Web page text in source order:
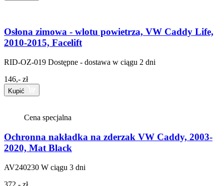
Osłona zimowa - wlotu powietrza, VW Caddy Life,
2010-2015, Facelift
RID-OZ-019 Dostępne - dostawa w ciągu 2 dni
146,- zł
Kupić
Cena specjalna
Ochronna nakładka na zderzak VW Caddy, 2003-
2020, Mat Black
AV240230 W ciągu 3 dni
372,- zł